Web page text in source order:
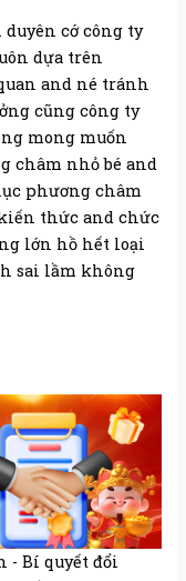
cớ công ty
dựa trên
and né tránh
cũng công ty
mong muốn
châm nhỏ bé and
phương châm
thức and chức
lớn hồ hết loại
sai lầm không